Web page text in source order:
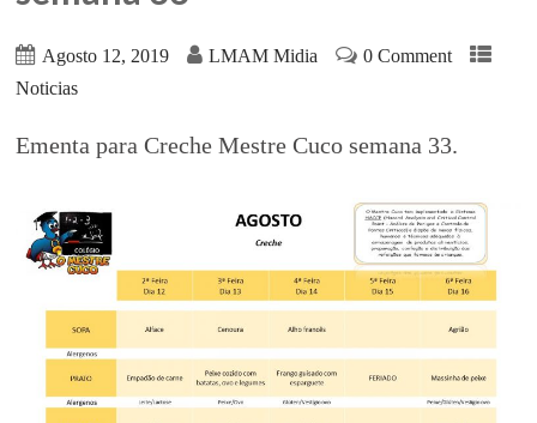
Agosto 12, 2019 LMAM Midia
0 Comment
Noticias
Ementa para Creche Mestre Cuco semana 33.